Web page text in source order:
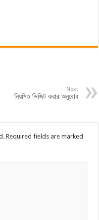
Next
নিয়মিত ভিজিট করার অনুরোধ
Required fields are marked